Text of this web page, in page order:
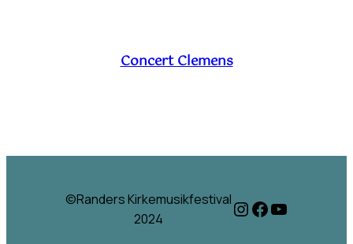
Concert Clemens
©Randers Kirkemusikfestival
2024
Instagram
Facebook
YouTube